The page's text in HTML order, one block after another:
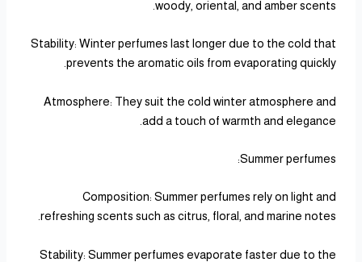
woody, oriental, and amber scents.
Stability: Winter perfumes last longer due to the cold that
prevents the aromatic oils from evaporating quickly.
Atmosphere: They suit the cold winter atmosphere and
add a touch of warmth and elegance.
Summer perfumes:
Composition: Summer perfumes rely on light and
refreshing scents such as citrus, floral, and marine notes.
Stability: Summer perfumes evaporate faster due to the